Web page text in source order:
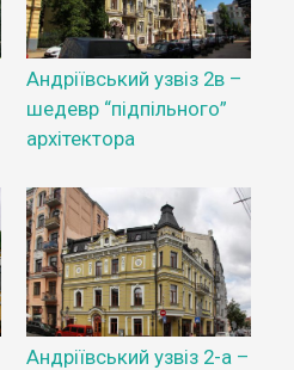
Андріївський узвіз 2в –
шедевр “підпільного”
архітектора
Андріївський узвіз 2-а –